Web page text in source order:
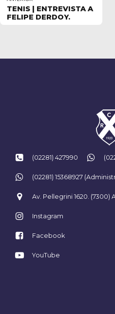
TENIS | ENTREVISTA A
FELIPE DERDOY.
(02281) 427990
(02281) 15368927
Av. Pellegrini 1620. (7300)
Instagram
Facebook
YouTube